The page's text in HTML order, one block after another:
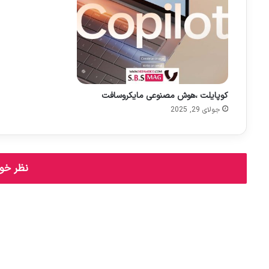
کوپایلت ،هوش مصنوعی مایکروسافت
جولای 29, 2025
نظر